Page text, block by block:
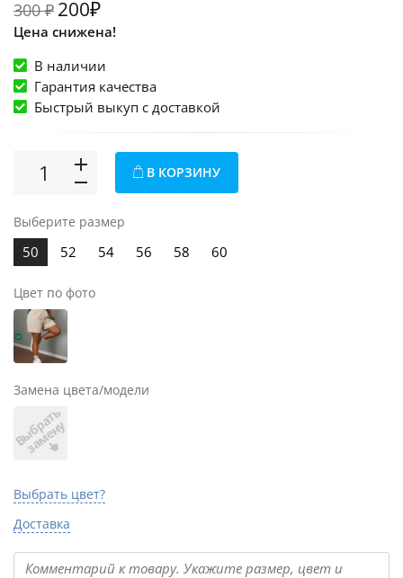
300 ₽ 200₽
Цена снижена!
В наличии
Гарантия качества
Быстрый выкуп c доставкой
В КОРЗИНУ
Выберите размер
50 52 54 56 58 60
Цвет по фото
Замена цвета/модели
В
ы
б
р
а
т
ь
з
а
м
е
н
у
Выбрать цвет?
Доставка